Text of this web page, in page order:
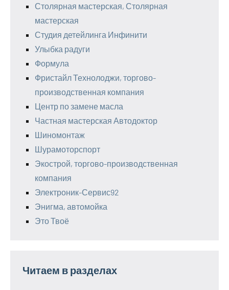
Столярная мастерская, Столярная
мастерская
Студия детейлинга Инфинити
Улыбка радуги
Формула
Фристайл Технолоджи, торгово-
производственная компания
Центр по замене масла
Частная мастерская Автодоктор
Шиномонтаж
Шурамоторспорт
Экострой, торгово-производственная
компания
Электроник-Сервис92
Энигма, автомойка
Это Твоё
Читаем в разделах